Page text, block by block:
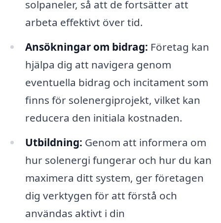
solpaneler, så att de fortsätter att
arbeta effektivt över tid.
Ansökningar om bidrag: Företag kan
hjälpa dig att navigera genom
eventuella bidrag och incitament som
finns för solenergiprojekt, vilket kan
reducera den initiala kostnaden.
Utbildning: Genom att informera om
hur solenergi fungerar och hur du kan
maximera ditt system, ger företagen
dig verktygen för att förstå och
användas aktivt i din